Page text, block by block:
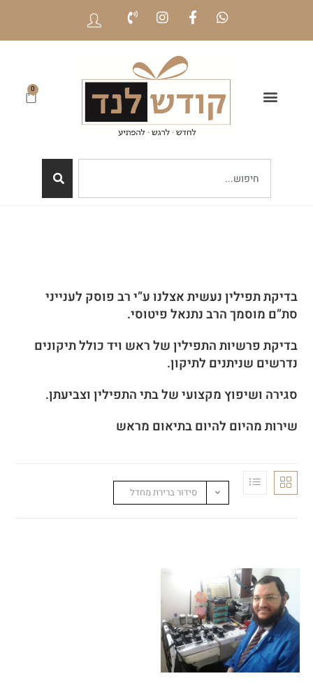
0
בדיקת תפילין נעשית אצלנו ע”י רב פוסק לענייני
סת”ם מוסמך הרב נתנאל פיטוסי.
בדיקת פרשיות התפילין של ראש ויד כולל תיקונים
נדרשים שניתנים לתיקון.
סגירה ושיפוץ מקצועי של בתי התפילין וצביעתן.
שירות מהיום להיום בתיאום מראש
סידור ברירת מחדל